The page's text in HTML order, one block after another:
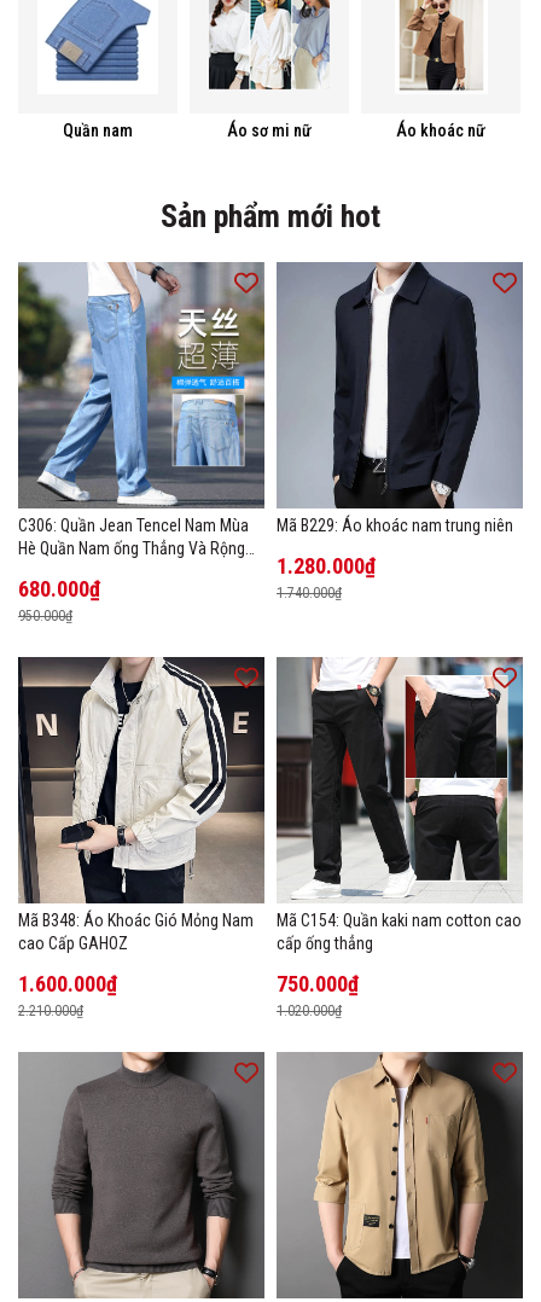
Quần nam Áo sơ mi nữ Áo khoác nữ
Sản phẩm mới hot
C306: Quần Jean Tencel Nam Mùa
Hè Quần Nam ống Thẳng Và Rộng
680.000₫
950.000₫
Mã B229: Áo khoác nam trung niên
1.280.000₫
1.740.000₫
Mã B348: Áo Khoác Gió Mỏng Nam
cao Cấp GAHOZ
1.600.000₫
2.210.000₫
Mã C154: Quần kaki nam cotton cao
cấp ống thẳng
750.000₫
1.020.000₫